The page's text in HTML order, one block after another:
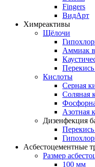
Fingers
ВидАрт
Химреактивы
Щёлочи
Аммиак
Кислоты
Серная
Соляная
Азотная
Дизенфекция
Перекись
Асбестоцементные
Размер
100 мм